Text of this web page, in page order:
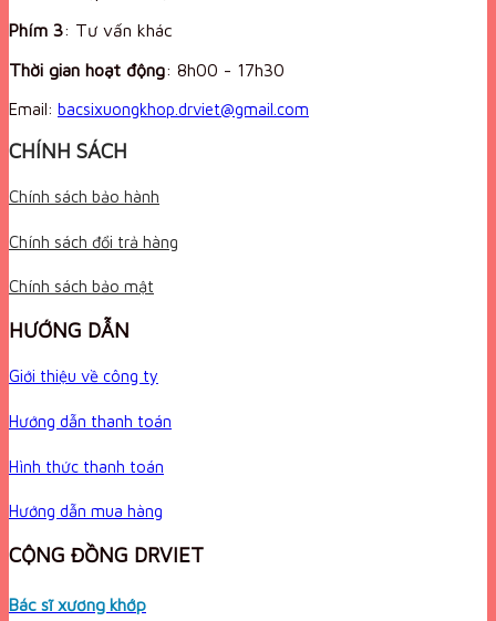
Phím 3: Tư vấn khác
Thời gian hoạt động: 8h00 - 17h30
Email: bacsixuongkhop.drviet@gmail.com
CHÍNH SÁCH
Chính sách bảo hành
Chính sách đổi trả hàng
Chính sách bảo mật
HƯỚNG DẪN
Giới thiệu về công ty
Hướng dẫn thanh toán
Hình thức thanh toán
Hướng dẫn mua hàng
CỘNG ĐỒNG DRVIET
Bác sĩ xương khớp